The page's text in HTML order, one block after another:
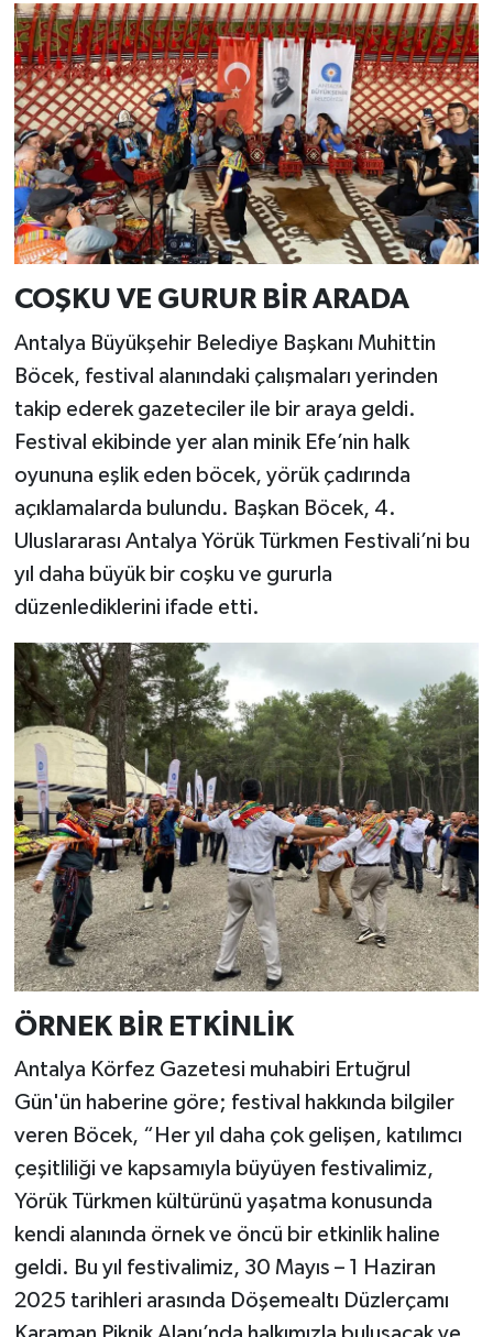
COŞKU VE GURUR BİR ARADA
Antalya Büyükşehir Belediye Başkanı Muhittin
Böcek, festival alanındaki çalışmaları yerinden
takip ederek gazeteciler ile bir araya geldi.
Festival ekibinde yer alan minik Efe’nin halk
oyununa eşlik eden böcek, yörük çadırında
açıklamalarda bulundu. Başkan Böcek, 4.
Uluslararası Antalya Yörük Türkmen Festivali’ni bu
yıl daha büyük bir coşku ve gururla
düzenlediklerini ifade etti.
ÖRNEK BİR ETKİNLİK
Antalya Körfez Gazetesi muhabiri Ertuğrul
Gün'ün haberine göre; festival hakkında bilgiler
veren Böcek, “Her yıl daha çok gelişen, katılımcı
çeşitliliği ve kapsamıyla büyüyen festivalimiz,
Yörük Türkmen kültürünü yaşatma konusunda
kendi alanında örnek ve öncü bir etkinlik haline
geldi. Bu yıl festivalimiz, 30 Mayıs – 1 Haziran
2025 tarihleri arasında Döşemealtı Düzlerçamı